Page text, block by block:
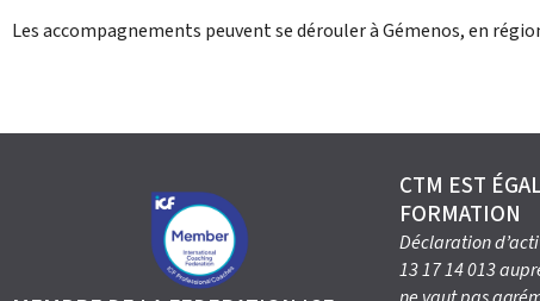
Les accompagnements peuvent se dérouler à Gémenos, en
CTM EST
FORMATION
Déclaration
13 17 14 013